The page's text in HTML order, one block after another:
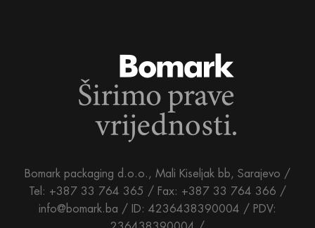
Bomark packaging d.o.o., Mali Kiseljak bb, Sarajevo /
Tel: +387 33 764 365 / Fax: +387 33 764 366 /
info@bomark.ba / ID: 4236438390004 / PDV: